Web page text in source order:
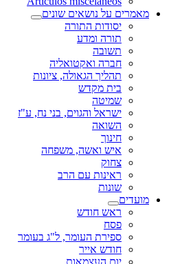
מאמרים על נושאים שונים
יסודות התורה
תורה ומדע
תשובה
חברה ואקטואליה
תהליך הגאולה, ציונות
בית מקדש
שמיטה
ישראל והגוים, בני נח, ע"ז
השואה
חינוך
איש ואשה, משפחה
צחוק
ראינות עם הרב
שונות
מועדים
ראש חודש
פסח
ספירת העומר, ל"ג בעומר
חודש אייר